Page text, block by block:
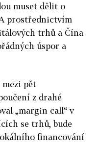
muset dělit o
prostřednictvím
trhů a Čína
úspor a
pět
z drahé
„margin call“ v
se trhů, bude
financování